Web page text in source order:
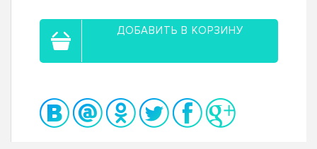
ДОБАВИТЬ В КОРЗИНУ